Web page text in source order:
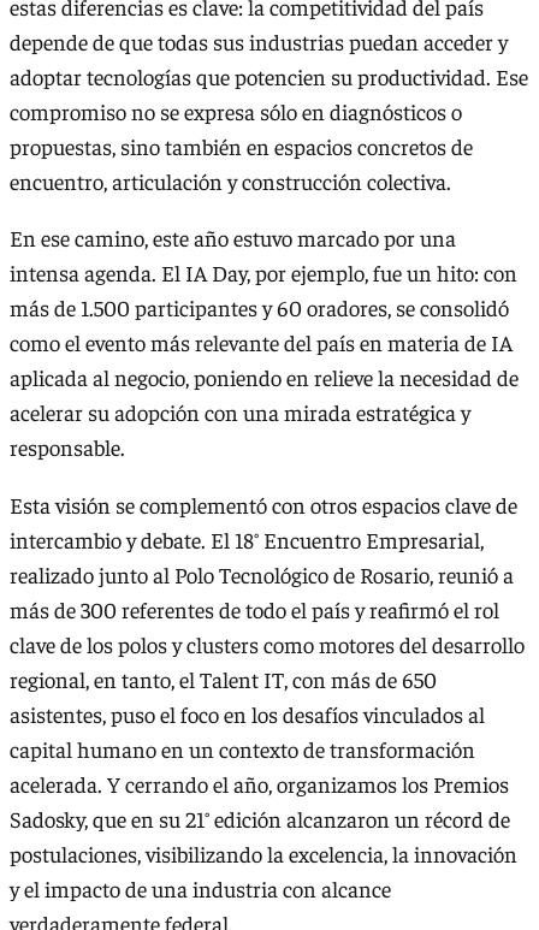
estas diferencias es clave: la competitividad del país
depende de que todas sus industrias puedan acceder y
adoptar tecnologías que potencien su productividad. Ese
compromiso no se expresa sólo en diagnósticos o
propuestas, sino también en espacios concretos de
encuentro, articulación y construcción colectiva.
En ese camino, este año estuvo marcado por una
intensa agenda. El IA Day, por ejemplo, fue un hito: con
más de 1.500 participantes y 60 oradores, se consolidó
como el evento más relevante del país en materia de IA
aplicada al negocio, poniendo en relieve la necesidad de
acelerar su adopción con una mirada estratégica y
responsable.
Esta visión se complementó con otros espacios clave de
intercambio y debate. El 18° Encuentro Empresarial,
realizado junto al Polo Tecnológico de Rosario, reunió a
más de 300 referentes de todo el país y reafirmó el rol
clave de los polos y clusters como motores del desarrollo
regional, en tanto, el Talent IT, con más de 650
asistentes, puso el foco en los desafíos vinculados al
capital humano en un contexto de transformación
acelerada. Y cerrando el año, organizamos los Premios
Sadosky, que en su 21° edición alcanzaron un récord de
postulaciones, visibilizando la excelencia, la innovación
y el impacto de una industria con alcance
verdaderamente federal.